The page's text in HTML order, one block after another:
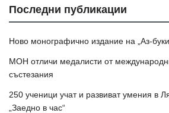
Последни публикации
Ново монографично издание на „Аз-
МОН отличи медалисти от
състезания
250 ученици учат и развиват умения в
„Заедно в час“